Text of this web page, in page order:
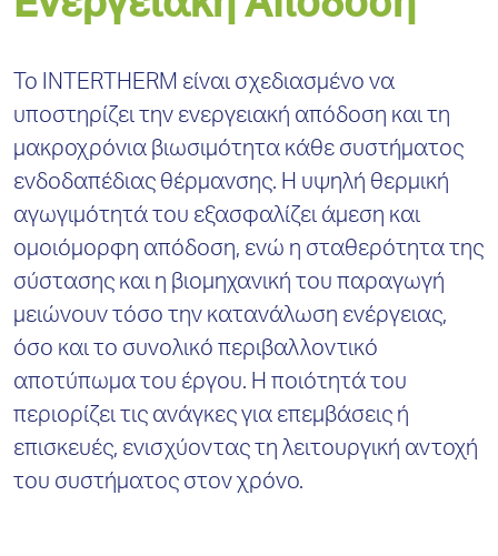
Το INTERTHERM είναι σχεδιασμένο να
υποστηρίζει την ενεργειακή απόδοση και τη
μακροχρόνια βιωσιμότητα κάθε συστήματος
ενδοδαπέδιας θέρμανσης. Η υψηλή θερμική
αγωγιμότητά του εξασφαλίζει άμεση και
ομοιόμορφη απόδοση, ενώ η σταθερότητα της
σύστασης και η βιομηχανική του παραγωγή
μειώνουν τόσο την κατανάλωση ενέργειας,
όσο και το συνολικό περιβαλλοντικό
αποτύπωμα του έργου. Η ποιότητά του
περιορίζει τις ανάγκες για επεμβάσεις ή
επισκευές, ενισχύοντας τη λειτουργική αντοχή
του συστήματος στον χρόνο.